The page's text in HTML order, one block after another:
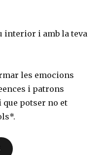
interior i amb la teva
les emocions
i patrons
potser no et